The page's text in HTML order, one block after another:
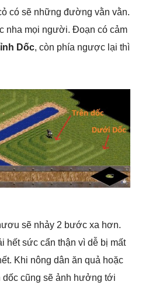
có sẽ những đường vằn vằn.
nha mọi người. Đoạn có cảm
Dốc, còn phía ngược lại thì
sẽ nhảy 2 bước xa hơn.
hết sức cẩn thận vì dễ bị mất
Khi nông dân ăn quả hoặc
dốc cũng sẽ ảnh hưởng tới